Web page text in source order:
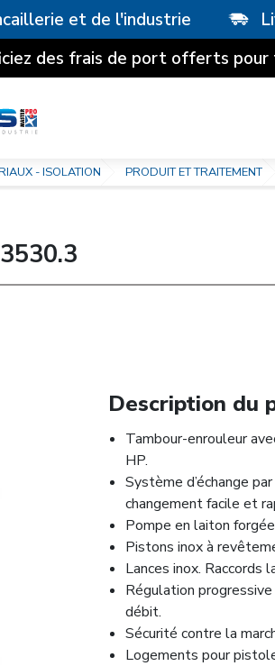
et de l'industrie
des frais de port offerts pour
- ISOLATION PRODUIT ET TRAITEMENT
Description du
Tambour-enrouleur
HP.
Système d’échange
changement facile et
Pompe en laiton
Pistons inox à
Lances inox. Raccords
Régulation
débit.
Sécurité contre la
Logements pour